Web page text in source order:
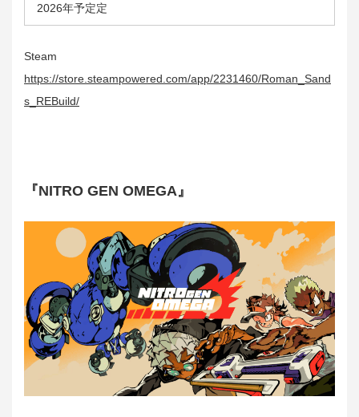
2026年予定定
Steam
https://store.steampowered.com/app/2231460/Roman_Sand
s_REBuild/
『NITRO GEN OMEGA』